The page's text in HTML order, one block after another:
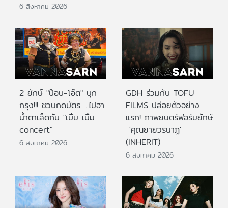
6 สิงหาคม 2026
2 ยักษ์ "ป๊อบ-โอ๊ต" บุก
กรุง!!! ชวนกดบัตร. ..ไปฮา
น้ำตาเล็ดกับ "เบิ้ม เบิ้ม
concert"
6 สิงหาคม 2026
GDH ร่วมกับ TOFU
FILMS ปล่อยตัวอย่าง
แรก! ภาพยนตร์ฟอร์มยักษ์
'คุณยายวรนาฏ'
(INHERIT)
6 สิงหาคม 2026